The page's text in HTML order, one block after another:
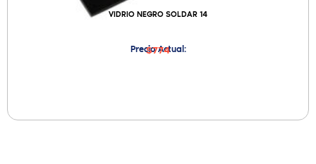
VIDRIO NEGRO SOLDAR 14
Precio Actual:
$774